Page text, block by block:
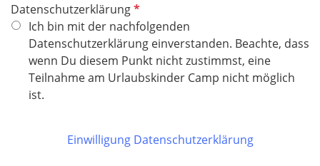
DatenschutzerklärungP
f
l
i
c
e
Ich bin mit der nachfolgenden
Datenschutzerklärung einverstanden. Beachte, dass
wenn Du diesem Punkt nicht zustimmst, eine
Teilnahme am Urlaubskinder Camp nicht möglich
ist.
Einwilligung Datenschutzerklärung